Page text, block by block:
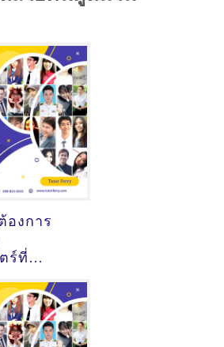
องการ
ร์ที่
ดูคำ
อนพิเศษ